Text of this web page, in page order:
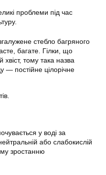
проблеми під час
стебло багряного
багате. Гілки, що
тому така назва
— постійне цілорічне
у воді за
або слабокислій
зростанню